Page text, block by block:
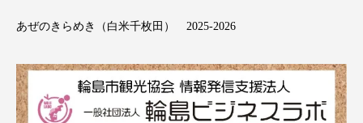
あぜのきらめき（白米千枚田） 2025-2026